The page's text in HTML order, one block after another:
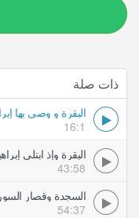
ذات صلة
16:1
43:58
54:37